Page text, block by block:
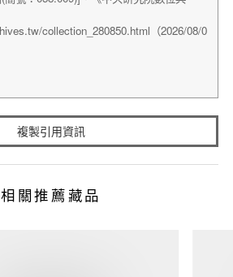
複製引用資訊
相關推薦藏品